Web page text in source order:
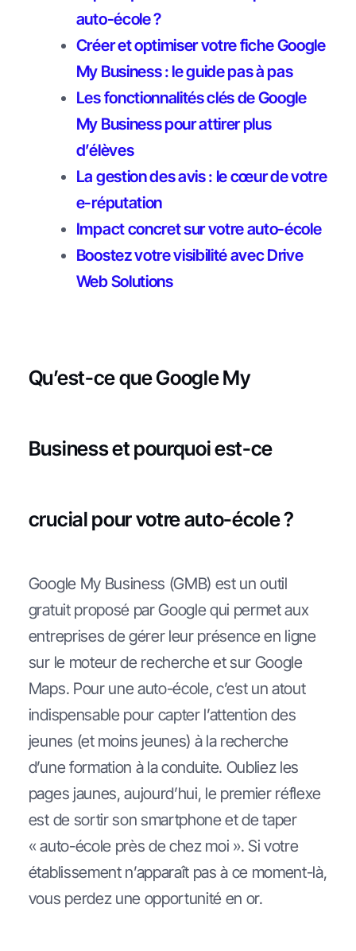
auto-école ?
Créer et optimiser votre fiche Google
My Business : le guide pas à pas
Les fonctionnalités clés de Google
My Business pour attirer plus
d’élèves
La gestion des avis : le cœur de votre
e-réputation
Impact concret sur votre auto-école
Boostez votre visibilité avec Drive
Web Solutions
Qu’est-ce que Google My
Business et pourquoi est-ce
crucial pour votre auto-école ?
Google My Business (GMB) est un outil
gratuit proposé par Google qui permet aux
entreprises de gérer leur présence en ligne
sur le moteur de recherche et sur Google
Maps. Pour une auto-école, c’est un atout
indispensable pour capter l’attention des
jeunes (et moins jeunes) à la recherche
d’une formation à la conduite. Oubliez les
pages jaunes, aujourd’hui, le premier réflexe
est de sortir son smartphone et de taper
« auto-école près de chez moi ». Si votre
établissement n’apparaît pas à ce moment-là,
vous perdez une opportunité en or.